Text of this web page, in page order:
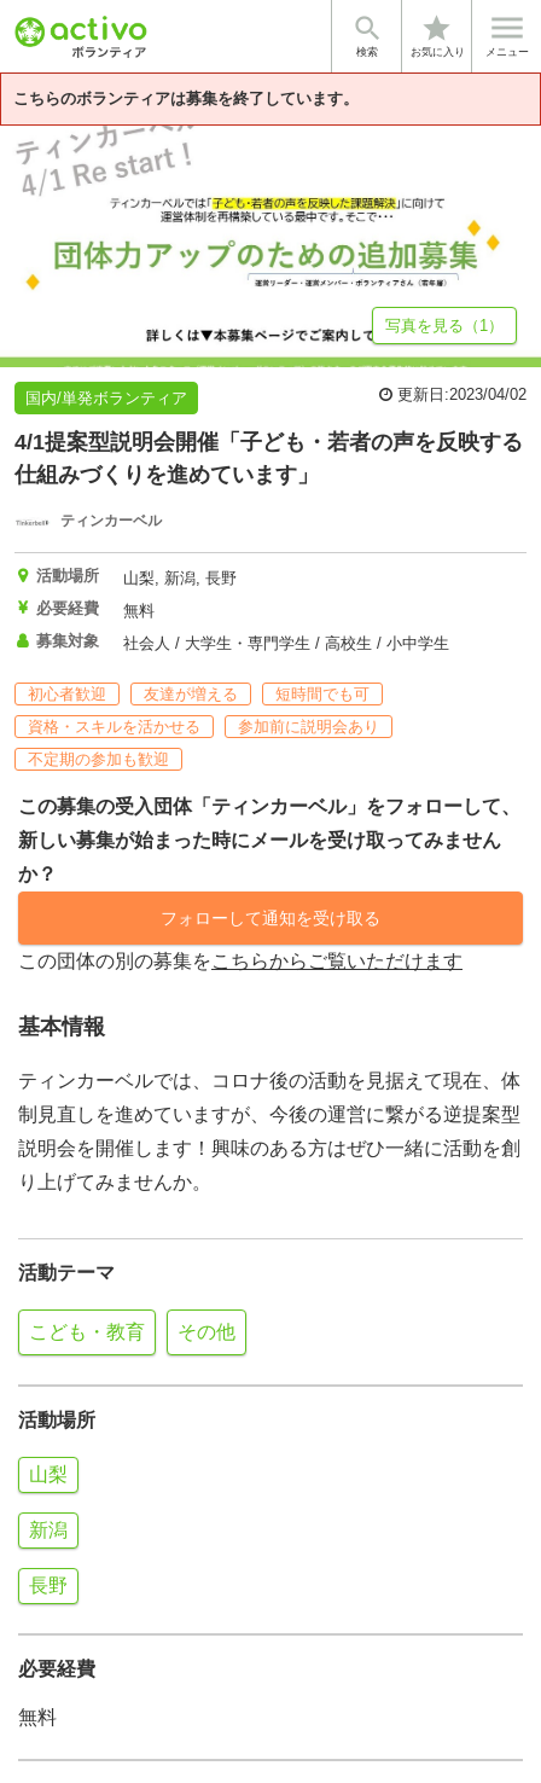

検索
star
お気に入り

メニュー
こちらのボランティアは募集を終了しています。
基本情報 募集詳細 逆提案型のボランティア活動！オンラ... 活動
写真を見る（1）
国内/単発ボランティア 更新日:2023/04/02
4/1提案型説明会開催「子ども・若者の声を反映する
仕組みづくりを進めています」
ティンカーベル
活動場所
山梨, 新潟, 長野
必要経費
無料
募集対象
社会人 / 大学生・専門学生 / 高校生 / 小中学生
初心者歓迎 友達が増える
短時間でも可
資格・スキルを活かせる
参加前に説明会あり
不定期の参加も歓迎
この募集の受入団体「ティンカーベル」をフォローして、
新しい募集が始まった時にメールを受け取ってみません
か？
フォローして通知を受け取る
この団体の別の募集をこちらからご覧いただけます
基本情報
ティンカーベルでは、コロナ後の活動を見据えて現在、体
制見直しを進めていますが、今後の運営に繋がる逆提案型
説明会を開催します！興味のある方はぜひ一緒に活動を創
り上げてみませんか。
活動テーマ
こども・教育 その他
活動場所
山梨
新潟
長野
必要経費
無料